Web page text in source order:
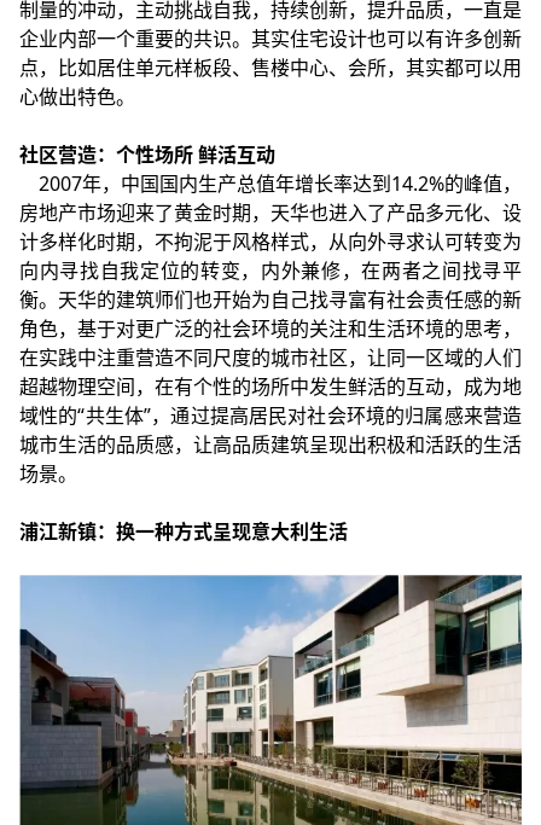
制量的冲动，主动挑战自我，持续创新，提升品质，一直是
企业内部一个重要的共识。其实住宅设计也可以有许多创新
点，比如居住单元样板段、售楼中心、会所，其实都可以用
心做出特色。
社区营造：个性场所 鲜活互动
2007年，中国国内生产总值年增长率达到14.2%的峰值，
房地产市场迎来了黄金时期，天华也进入了产品多元化、设
计多样化时期，不拘泥于风格样式，从向外寻求认可转变为
向内寻找自我定位的转变，内外兼修，在两者之间找寻平
衡。天华的建筑师们也开始为自己找寻富有社会责任感的新
角色，基于对更广泛的社会环境的关注和生活环境的思考，
在实践中注重营造不同尺度的城市社区，让同一区域的人们
超越物理空间，在有个性的场所中发生鲜活的互动，成为地
域性的“共生体”，通过提高居民对社会环境的归属感来营造
城市生活的品质感，让高品质建筑呈现出积极和活跃的生活
场景。
浦江新镇：换一种方式呈现意大利生活